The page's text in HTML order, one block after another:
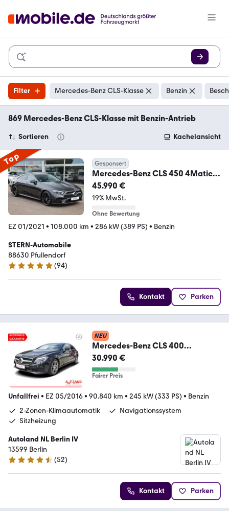
Filter Mercedes-Benz CLS-Klasse Benzin
869 Mercedes-Benz CLS-Klasse mit Benzin-Antrieb
Sortieren Kachelansicht
Top Gesponsert
Mercedes-Benz CLS 450 4Matic
AMG l DESIGNO l VOLL l
45.990 €
19% MwSt.
Ohne Bewertung
EZ 01/2021 • 108.000 km • 286 kW (389 PS) • Benzin
STERN-Automobile
88630 Pfullendorf
4.9 Sterne
(94)
Kontakt Parken
NEU
Mercedes-Benz CLS 400
Multibeam 360° Totwinkel
Schiebedach
30.990 €
Fairer Preis
Unfallfrei • EZ 05/2016• 90.840 km • 245 kW (333 PS) • Benzin
2-Zonen-Klimaautomatik
Navigationssystem
Sitzheizung
Autoland NL Berlin IV
13599 Berlin
4.4 Sterne
(52)
Kontakt Parken